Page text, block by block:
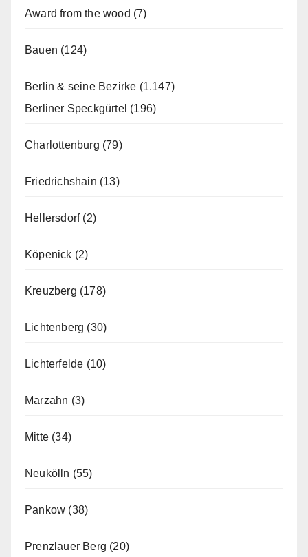
Award from the wood (7)
Bauen (124)
Berlin & seine Bezirke (1.147)
Berliner Speckgürtel (196)
Charlottenburg (79)
Friedrichshain (13)
Hellersdorf(2)
Köpenick (2)
Kreuzberg (178)
Lichtenberg (30)
Lichterfelde (10)
Marzahn (3)
Mitte (34)
Neukölln (55)
Pankow (38)
Prenzlauer Berg (20)